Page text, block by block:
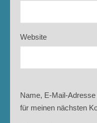
Website
Name, E-Mail-
für meinen nächsten